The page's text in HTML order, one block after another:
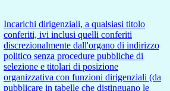
Incarichi dirigenziali, a qualsiasi titolo
conferiti, ivi inclusi quelli conferiti
discrezionalmente dall'organo di indirizzo
politico senza procedure pubbliche di
selezione e titolari di posizione
organizzativa con funzioni dirigenziali (da
pubblicare in tabelle che distinguano le